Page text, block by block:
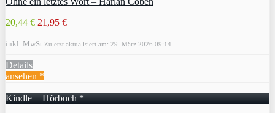
20,44 € 21,95 €
inkl. MwSt. Zuletzt aktualisiert am: 29. März 2026 09:14
Details
ansehen *
Kindle + Hörbuch *